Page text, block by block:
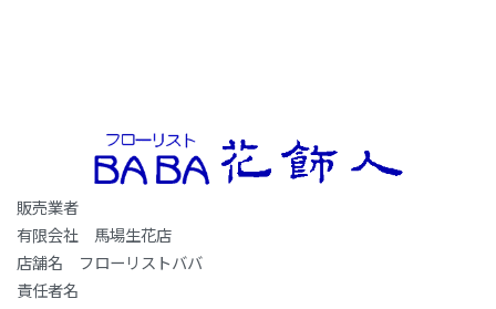
販売業者
有限会社 馬場生花店
店舗名 フローリストババ
責任者名